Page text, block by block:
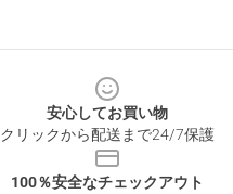
安心してお買い物
クリックから配送まで24/7保護
100％安全なチェックアウト